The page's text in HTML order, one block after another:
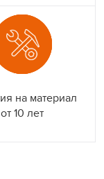
на материал
от 10 лет